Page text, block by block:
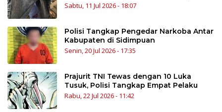
Sabtu, 11 Jul 2026 - 18:07
Polisi Tangkap Pengedar Narkoba Antar
Kabupaten di Sidimpuan
Senin, 20 Jul 2026 - 17:35
Prajurit TNI Tewas dengan 10 Luka
Tusuk, Polisi Tangkap Empat Pelaku
Rabu, 22 Jul 2026 - 11:42